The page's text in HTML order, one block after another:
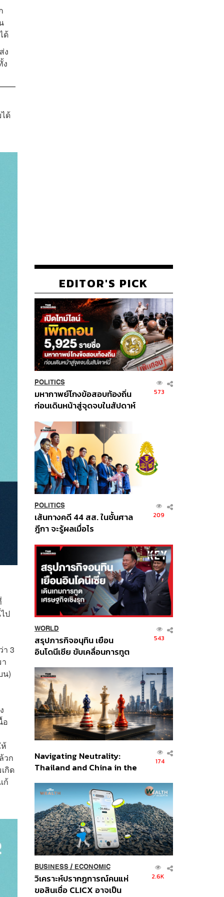
ด้
ง
ง
ด้
ป
า 3
น)
อ
วก
กิด
ก้
EDITOR'S PICK
POLITICS
มหากาพย์โกงข้อสอบท้องถิ่น
ก่อนเดินหน้าสู่จุดจบในสัปดาห์
573
POLITICS
เส้นทางคดี 44 สส. ในชั้นศาล
ฎีกา จะรู้ผลเมื่อไร
209
WORLD
สรุปภารกิจอนุทิน เยือน
อินโดนีเซีย ขับเคลื่อนการทูต
ส่วนยุทธศาสตร์ไทย –
อินโดนีเซีย
543
Navigating Neutrality:
Thailand and China in the
Order
174
BUSINESS/ ECONOMIC
วิเคราะห์ปรากฏการณ์คนแห่
ขอสินเชื่อ CLICX อาจเป็น
2.6K